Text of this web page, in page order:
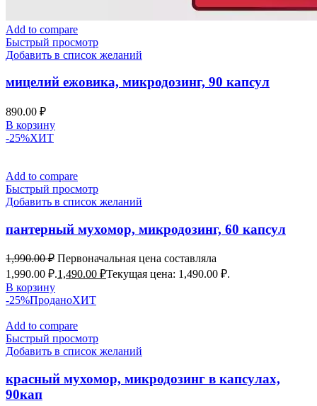
Add to compare
Быстрый просмотр
Добавить в список желаний
мицелий ежовика, микродозинг, 90 капсул
890.00 ₽
В корзину
-25%ХИТ
Add to compare
Быстрый просмотр
Добавить в список желаний
пантерный мухомор, микродозинг, 60 капсул
1,990.00₽ Первоначальная цена составляла
1,990.00 ₽.1,490.00 ₽Текущая цена: 1,490.00 ₽.
В корзину
-25%ПроданоХИТ
Add to compare
Быстрый просмотр
Добавить в список желаний
красный мухомор, микродозинг в капсулах,
90кап